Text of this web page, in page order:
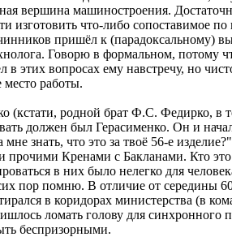
вершина машиностроения.
что-либо сопоставимое
пришёл к (парадоксальному)
Говорю в формальном, потому
этих вопросах ему навстречу, но
работы.
родной брат Ф.С. Федирко, в
должен был Герасименко. Он и
знать, что это за твоё 56-е
Кренами с Бакланами. Кто это
в них было нелегко для
пор помню. В отличие от середины
в коридорах министерства (в
ломать голову для синхронного
беспризорными.